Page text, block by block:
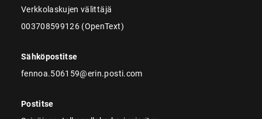
Verkkolaskujen välittäjä
003708599126 (OpenText)
Sähköpostitse
fennoa.506159@erin.posti.com
Postitse